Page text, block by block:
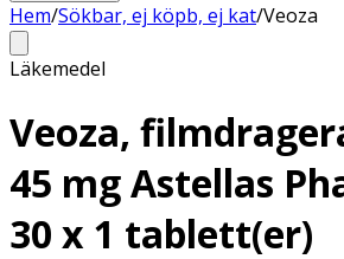
Hem/Sökbar, ej köpb, ej kat/Veoza
Läkemedel
Veoza,
45 mg Astellas
30 x 1 tablett(er)